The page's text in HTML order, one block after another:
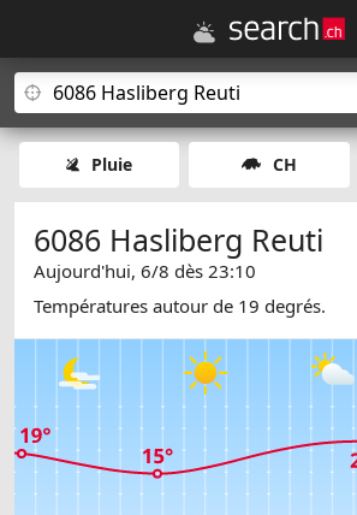
Pluie CH
6086 Hasliberg Reuti
Aujourd'hui, 6/8 dès 23:10
Températures autour de 19 degrés.